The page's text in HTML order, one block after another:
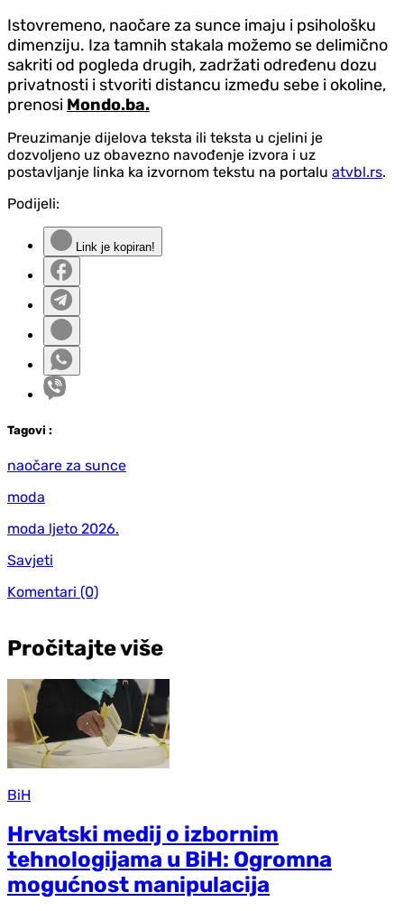
Istovremeno, naočare za sunce imaju i psihološku
dimenziju. Iza tamnih stakala možemo se delimično
sakriti od pogleda drugih, zadržati određenu dozu
privatnosti i stvoriti distancu između sebe i okoline,
prenosi Mondo.ba.
Preuzimanje dijelova teksta ili teksta u cjelini je
dozvoljeno uz obavezno navođenje izvora i uz
postavljanje linka ka izvornom tekstu na portalu atvbl.rs.
Podijeli:
Link je kopiran!
Tagovi :
naočare za sunce
moda
moda ljeto 2026.
Savjeti
Komentari (0)
Pročitajte više
BiH
Hrvatski medij o izbornim
tehnologijama u BiH: Ogromna
mogućnost manipulacija